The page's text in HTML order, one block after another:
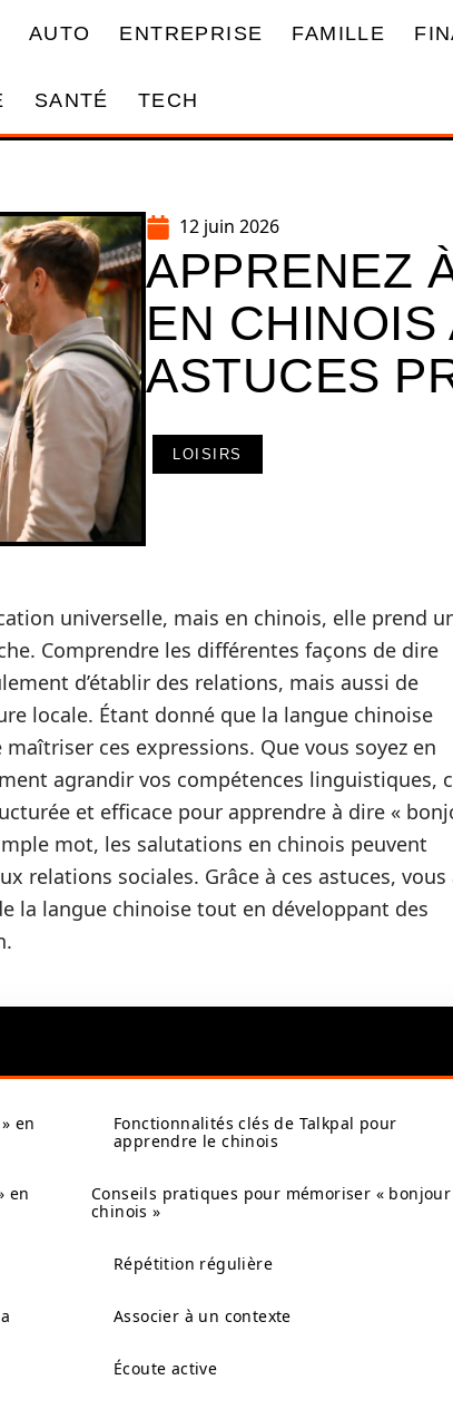
AUTO ENTREPRISE FAMILLE
SANTÉ TECH
12 juin 2026
APPRENEZ
EN CHINOIS
ASTUCES
LOISIRS
universelle, mais en chinois, elle prend
Comprendre les différentes façons de dire
d’établir des relations, mais aussi de
locale. Étant donné que la langue chinoise
ces expressions. Que vous soyez en
agrandir vos compétences linguistiques,
et efficace pour apprendre à dire «
mot, les salutations en chinois peuvent
relations sociales. Grâce à ces astuces, vous
la langue chinoise tout en développant des
en
en
Fonctionnalités clés de Talkpal pour
apprendre le chinois
Conseils pratiques pour mémoriser « bonjour
chinois »
Répétition régulière
Associer à un contexte
Écoute active